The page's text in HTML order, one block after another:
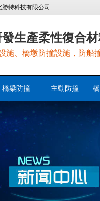
特科技有限公司
生產柔性復合
施、橋墩防撞設施，防船
橋梁防撞 主動防撞